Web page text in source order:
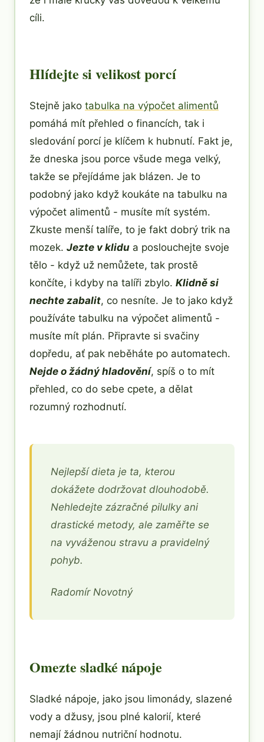
cíli.
Hlídejte si velikost porcí
Stejně jako tabulka na výpočet alimentů
pomáhá mít přehled o financích, tak i
sledování porcí je klíčem k hubnutí. Fakt je,
že dneska jsou porce všude mega velký,
takže se přejídáme jak blázen. Je to
podobný jako když koukáte na tabulku na
výpočet alimentů - musíte mít systém.
Zkuste menší talíře, to je fakt dobrý trik na
mozek. Jezte v klidu a poslouchejte svoje
tělo - když už nemůžete, tak prostě
končíte, i kdyby na talíři zbylo. Klidně si
nechte zabalit, co nesníte. Je to jako když
používáte tabulku na výpočet alimentů -
musíte mít plán. Připravte si svačiny
dopředu, ať pak neběháte po automatech.
Nejde o žádný hladovění, spíš o to mít
přehled, co do sebe cpete, a dělat
rozumný rozhodnutí.
Nejlepší dieta je ta, kterou
dokážete dodržovat dlouhodobě.
Nehledejte zázračné pilulky ani
drastické metody, ale zaměřte se
na vyváženou stravu a pravidelný
pohyb.
Radomír Novotný
Omezte sladké nápoje
Sladké nápoje, jako jsou limonády, slazené
vody a džusy, jsou plné kalorií, které
nemají žádnou nutriční hodnotu.